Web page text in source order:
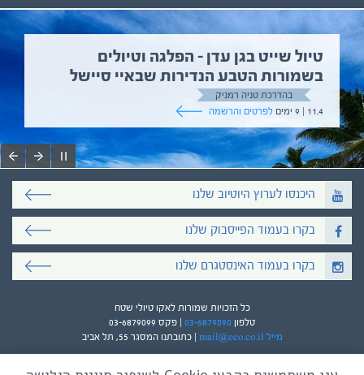
טיול שייט בגן עדן – הפלגה וטיולים
בשמורות הטבע הנדירות שבאיי סיישל
בהדרכת טניה רמניק
11.4 | 9 ימים
לפרטים והרשמה
היכנסו לערוץ היוטיוב שלנו
בקרו בעמוד הפייסבוק שלנו
בקרו בעמוד האינסטגרם שלנו
כל הזכויות שמורות לאקו טיולי שטח
טלפון 03-6879090 | פקס 03-6879099
מייל mail@eco.co.il
| כתובתנו המסגר 55, תל אביב
עיצוב ופיתוח: ביבר גלובל